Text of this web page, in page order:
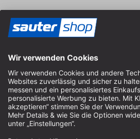
Impressum
AGB
Datenschutz
Cookie-Einstellungen